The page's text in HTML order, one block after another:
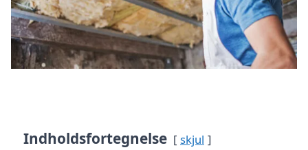
Indholdsfortegnelse skjul